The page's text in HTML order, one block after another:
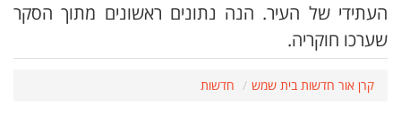
העתידי של העיר. הנה נתונים ראשונים מתוך הסקר
שערכו חוקריה.
קרן אור חדשות בית שמש חדשות